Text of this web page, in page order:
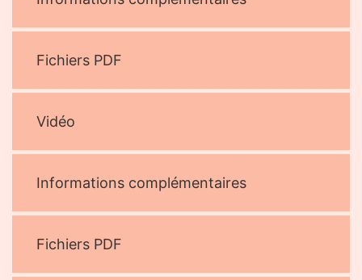
Fichiers PDF
Vidéo
Informations complémentaires
Fichiers PDF